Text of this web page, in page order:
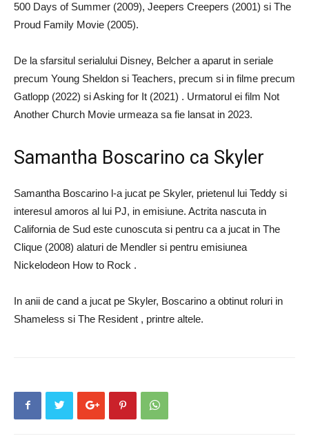
500 Days of Summer (2009), Jeepers Creepers (2001) si The
Proud Family Movie (2005).
De la sfarsitul serialului Disney, Belcher a aparut in seriale
precum Young Sheldon si Teachers, precum si in filme precum
Gatlopp (2022) si Asking for It (2021) . Urmatorul ei film Not
Another Church Movie urmeaza sa fie lansat in 2023.
Samantha Boscarino ca Skyler
Samantha Boscarino l-a jucat pe Skyler, prietenul lui Teddy si
interesul amoros al lui PJ, in emisiune. Actrita nascuta in
California de Sud este cunoscuta si pentru ca a jucat in The
Clique (2008) alaturi de Mendler si pentru emisiunea
Nickelodeon How to Rock .
In anii de cand a jucat pe Skyler, Boscarino a obtinut roluri in
Shameless si The Resident , printre altele.